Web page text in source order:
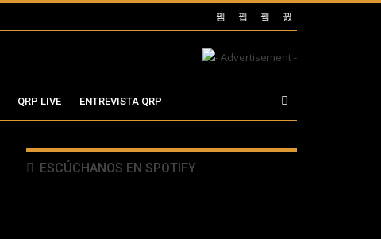
QRP LIVE ENTREVISTA QRP
ESCÚCHANOS EN SPOTIFY